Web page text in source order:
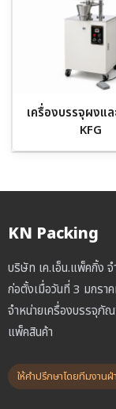
เครื่องบรรจุผงแล
KFG
KN Packing
บริษัท เค.เอ็น.แพ็คกิ้ง จ
ก่อตั้งเมื่อวันที่ 3 มกรา
จำหน่ายเครื่องบรรจุภั
แพ็คสินค้า
ให้คำปรึกษาโดยทีมงานฝ่